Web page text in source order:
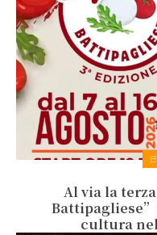
Al via la
cultura